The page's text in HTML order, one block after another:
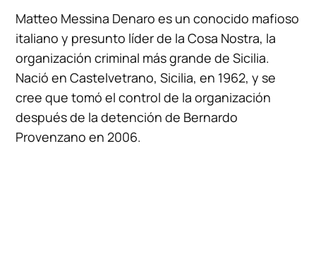
Matteo Messina Denaro es un conocido mafioso
italiano y presunto líder de la Cosa Nostra, la
organización criminal más grande de Sicilia.
Nació en Castelvetrano, Sicilia, en 1962, y se
cree que tomó el control de la organización
después de la detención de Bernardo
Provenzano en 2006.